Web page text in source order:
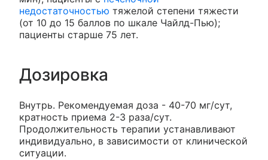
недостаточностью тяжелой степени тяжести
(от 10 до 15 баллов по шкале Чайлд-Пью);
пациенты старше 75 лет.
Дозировка
Внутрь. Рекомендуемая доза - 40-70 мг/сут,
кратность приема 2-3 раза/сут.
Продолжительность терапии устанавливают
индивидуально, в зависимости от клинической
ситуации.